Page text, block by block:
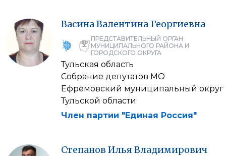
ВасинаВалентина Георгиевна
ПРЕДСТАВИТЕЛЬНЫЙ ОРГАН
МУНИЦИПАЛЬНОГО РАЙОНА И
ГОРОДСКОГО ОКРУГА
Тульская область
Собрание депутатов МО
Ефремовский муниципальный округ
Тульской области
Член партии "Единая Россия"
Степанов ИльяВладимирович